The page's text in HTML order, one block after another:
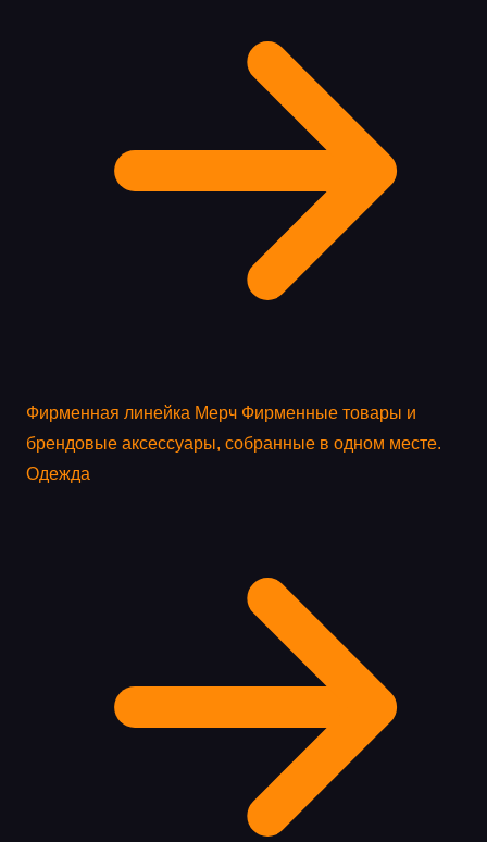
Фирменная линейка Мерч Фирменные товары и
брендовые аксессуары, собранные в одном месте.
Одежда